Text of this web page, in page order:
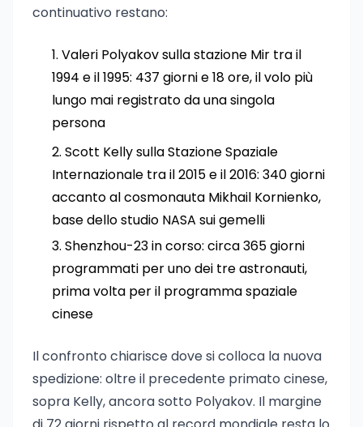
continuativo restano:
Valeri Polyakov sulla stazione Mir tra il
1994 e il 1995: 437 giorni e 18 ore, il volo più
lungo mai registrato da una singola
persona
Scott Kelly sulla Stazione Spaziale
Internazionale tra il 2015 e il 2016: 340 giorni
accanto al cosmonauta Mikhail Kornienko,
base dello studio NASA sui gemelli
Shenzhou-23 in corso: circa 365 giorni
programmati per uno dei tre astronauti,
prima volta per il programma spaziale
cinese
Il confronto chiarisce dove si colloca la nuova
spedizione: oltre il precedente primato cinese,
sopra Kelly, ancora sotto Polyakov. Il margine